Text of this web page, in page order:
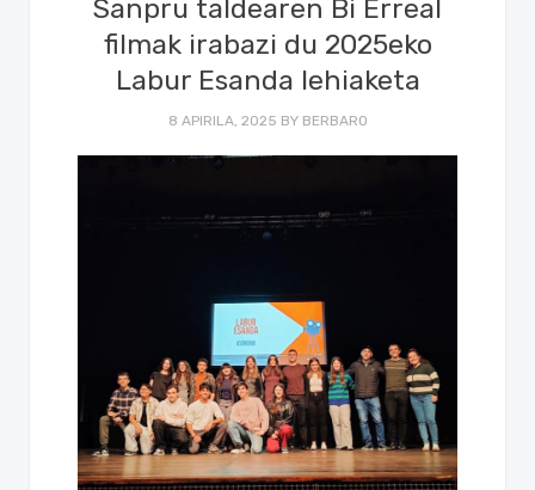
Sanpru taldearen Bi Erreal
filmak irabazi du 2025eko
Labur Esanda lehiaketa
8 APIRILA, 2025 BY BERBARO